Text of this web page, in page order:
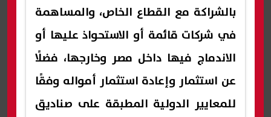
بالشراكة مع القطاع الخاص، والمساهمة
في شركات قائمة أو الاستحواذ عليها أو
الاندماج فيها داخل مصر وخارجها، فضلًا
عن استثمار وإعادة استثمار أمواله وفقًا
للمعايير الدولية المطبقة على صناديق